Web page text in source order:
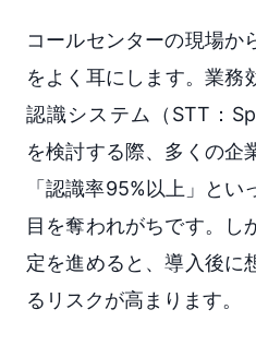
コールセンターの現場か
をよく耳にします。業務
認識システム（STT：
を検討する際、多くの企
「認識率95%以上」と
目を奪われがちです。し
定を進めると、導入後に
るリスクが高まります。